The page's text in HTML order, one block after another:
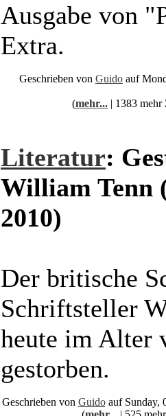
Ausgabe von
Extra.
Geschrieben von Guido auf
(mehr... | 1383
Literatur:
William Tenn
2010)
Der britische
Schriftsteller
heute im Alter
gestorben.
Geschrieben von Guidoauf Sunday,